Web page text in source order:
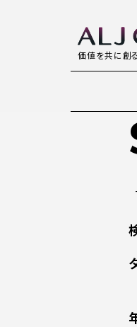
価値を共に創